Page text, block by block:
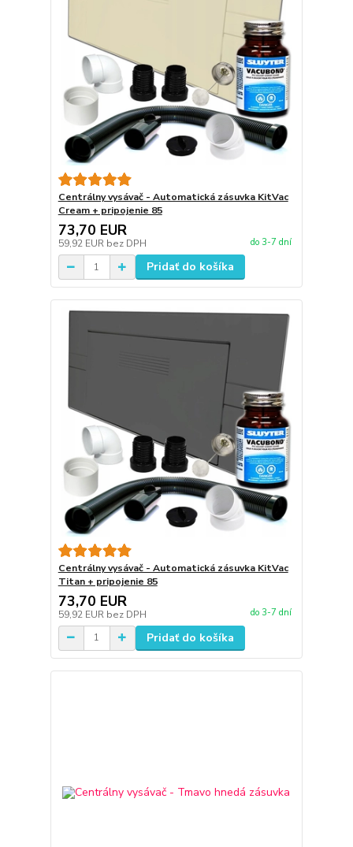
Centrálny vysávač - Automatická zásuvka KitVac
Cream + pripojenie 85
73,70 EUR
59,92 EUR bez DPH do 3-7 dní
Pridať do košíka
Centrálny vysávač - Automatická zásuvka KitVac
Titan + pripojenie 85
73,70 EUR
59,92 EUR bez DPH do 3-7 dní
Pridať do košíka